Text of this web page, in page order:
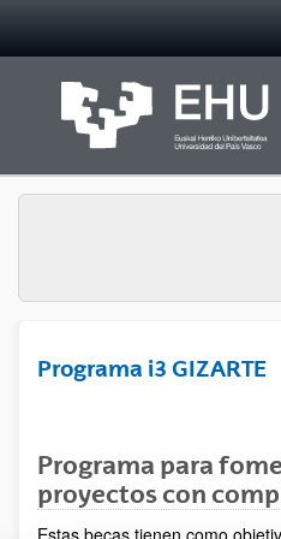
Programa i3 GIZARTE
Programa para
proyectos con
Estas becas tienen como